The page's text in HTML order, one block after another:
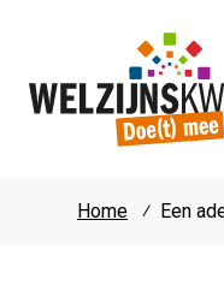
Home ⁄ Een